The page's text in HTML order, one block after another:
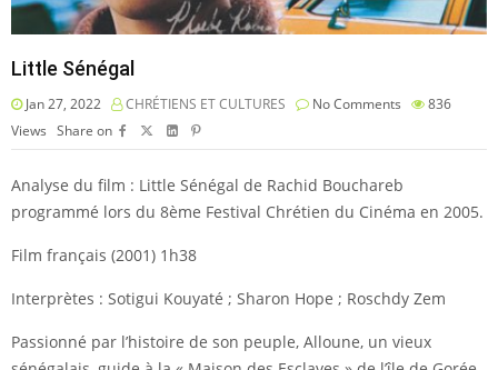
Little Sénégal
Jan 27, 2022 CHRÉTIENS ET CULTURES No Comments
836
Views Share on
Analyse du film : Little Sénégal de Rachid Bouchareb
programmé lors du 8ème Festival Chrétien du Cinéma en 2005.
Film français (2001) 1h38
Interprètes : Sotigui Kouyaté ; Sharon Hope ; Roschdy Zem
Passionné par l’histoire de son peuple, Alloune, un vieux